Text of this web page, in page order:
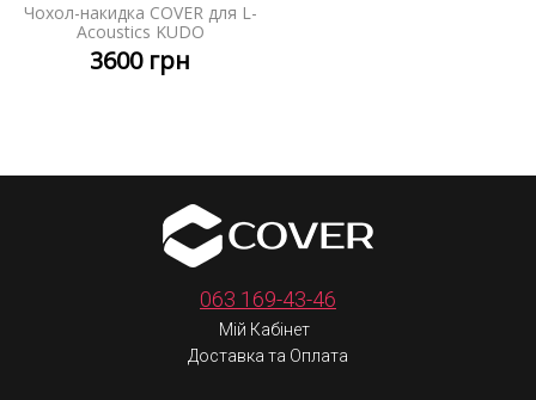
Чохол-накидка COVER для L-
Acoustics KUDO
3600грн
063 169-43-46
Мій Кабінет
Доставка та Оплата